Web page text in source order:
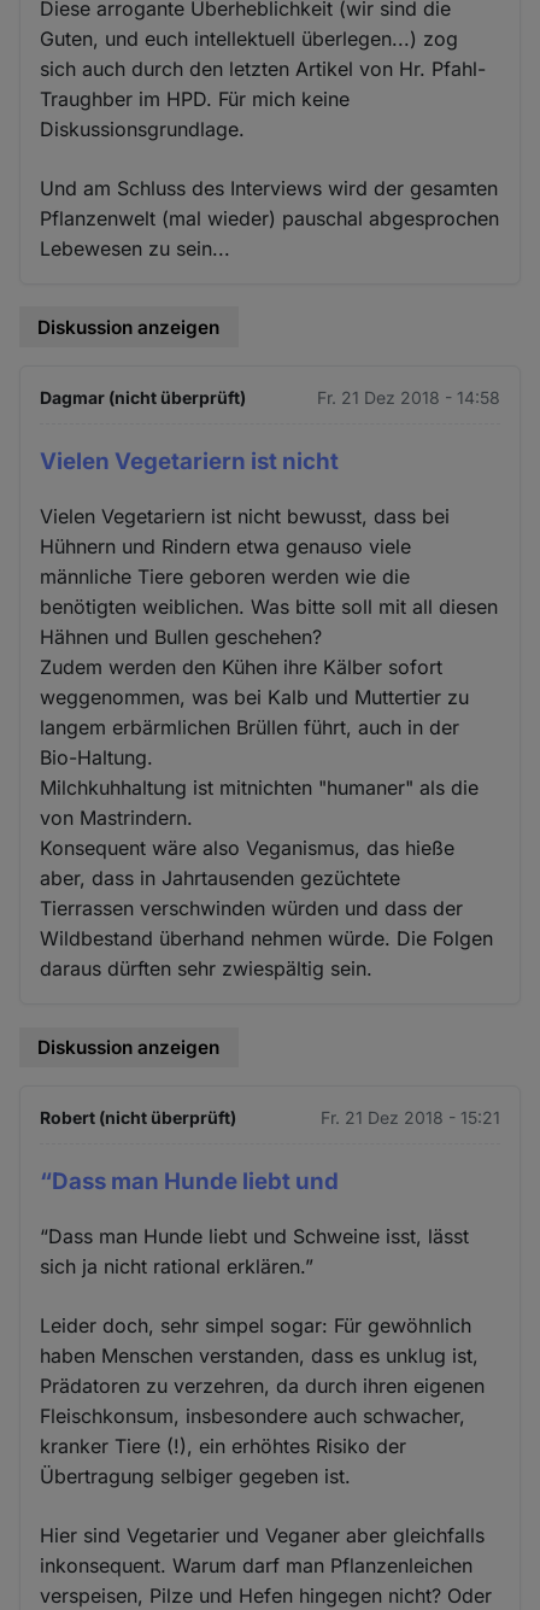
Diese arrogante Überheblichkeit (wir sind die
Guten, und euch intellektuell überlegen...) zog
sich auch durch den letzten Artikel von Hr. Pfahl-
Traughber im HPD. Für mich keine
Diskussionsgrundlage.
Und am Schluss des Interviews wird der gesamten
Pflanzenwelt (mal wieder) pauschal abgesprochen
Lebewesen zu sein...
Diskussion anzeigen
Dagmar (nicht überprüft) Fr. 21 Dez 2018 - 14:58
Vielen Vegetariern ist nicht
Vielen Vegetariern ist nicht bewusst, dass bei
Hühnern und Rindern etwa genauso viele
männliche Tiere geboren werden wie die
benötigten weiblichen. Was bitte soll mit all diesen
Hähnen und Bullen geschehen?
Zudem werden den Kühen ihre Kälber sofort
weggenommen, was bei Kalb und Muttertier zu
langem erbärmlichen Brüllen führt, auch in der
Bio-Haltung.
Milchkuhhaltung ist mitnichten "humaner" als die
von Mastrindern.
Konsequent wäre also Veganismus, das hieße
aber, dass in Jahrtausenden gezüchtete
Tierrassen verschwinden würden und dass der
Wildbestand überhand nehmen würde. Die Folgen
daraus dürften sehr zwiespältig sein.
Diskussion anzeigen
Robert (nicht überprüft) Fr. 21 Dez 2018 - 15:21
“Dass man Hunde liebt und
“Dass man Hunde liebt und Schweine isst, lässt
sich ja nicht rational erklären.”
Leider doch, sehr simpel sogar: Für gewöhnlich
haben Menschen verstanden, dass es unklug ist,
Prädatoren zu verzehren, da durch ihren eigenen
Fleischkonsum, insbesondere auch schwacher,
kranker Tiere (!), ein erhöhtes Risiko der
Übertragung selbiger gegeben ist.
Hier sind Vegetarier und Veganer aber gleichfalls
inkonsequent. Warum darf man Pflanzenleichen
verspeisen, Pilze und Hefen hingegen nicht? Oder